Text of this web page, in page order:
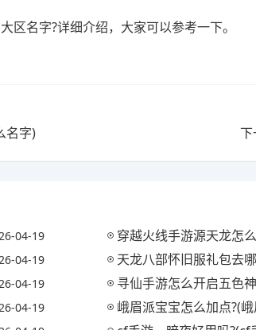
区名字?详细介绍，大家可以参考一下。
名字) 下
04-19 穿越火线手游源天龙怎么得
04-19 天龙八部怀旧服礼包去哪领?(天
04-19 寻仙手游怎么开启五色神光?(寻仙
04-19 峨眉派宝宝怎么加点?(